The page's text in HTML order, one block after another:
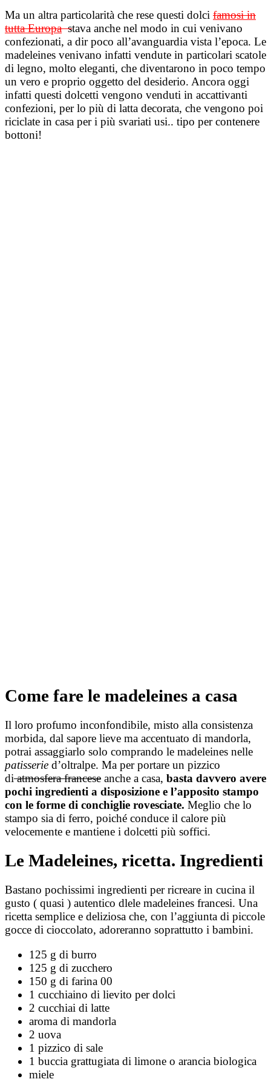
Ma un altra particolarità che rese questi dolci famosi in
tutta Europa stava anche nel modo in cui venivano
confezionati, a dir poco all’avanguardia vista l’epoca. Le
madeleines venivano infatti vendute in particolari scatole
di legno, molto eleganti, che diventarono in poco tempo
un vero e proprio oggetto del desiderio. Ancora oggi
infatti questi dolcetti vengono venduti in accattivanti
confezioni, per lo più di latta decorata, che vengono poi
riciclate in casa per i più svariati usi.. tipo per contenere
bottoni!
Come fare le madeleines a casa
Il loro profumo inconfondibile, misto alla consistenza
morbida, dal sapore lieve ma accentuato di mandorla,
potrai assaggiarlo solo comprando le madeleines nelle
patisserie d’oltralpe. Ma per portare un pizzico
diatmosfera francese anche a casa, basta davvero avere
pochi ingredienti a disposizione e l’apposito stampo
con le forme di conchiglie rovesciate. Meglio che lo
stampo sia di ferro, poiché conduce il calore più
velocemente e mantiene i dolcetti più soffici.
Le Madeleines, ricetta. Ingredienti
Bastano pochissimi ingredienti per ricreare in cucina il
gusto ( quasi ) autentico dlele madeleines francesi. Una
ricetta semplice e deliziosa che, con l’aggiunta di piccole
gocce di cioccolato, adoreranno soprattutto i bambini.
125 g di burro
125 g di zucchero
150 g di farina 00
1 cucchiaino di lievito per dolci
2 cucchiai di latte
aroma di mandorla
2 uova
1 pizzico di sale
1 buccia grattugiata di limone o arancia biologica
miele